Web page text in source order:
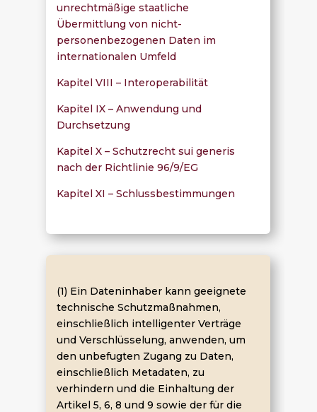
unrechtmäßige staatliche
Übermittlung von nicht-
personenbezogenen Daten im
internationalen Umfeld
Kapitel VIII – Interoperabilität
Kapitel IX – Anwendung und
Durchsetzung
Kapitel X – Schutzrecht sui generis
nach der Richtlinie 96/9/EG
Kapitel XI – Schlussbestimmungen
(1) Ein Dateninhaber kann geeignete
technische Schutzmaßnahmen,
einschließlich intelligenter Verträge
und Verschlüsselung, anwenden, um
den unbefugten Zugang zu Daten,
einschließlich Metadaten, zu
verhindern und die Einhaltung der
Artikel 5, 6, 8 und 9 sowie der für die